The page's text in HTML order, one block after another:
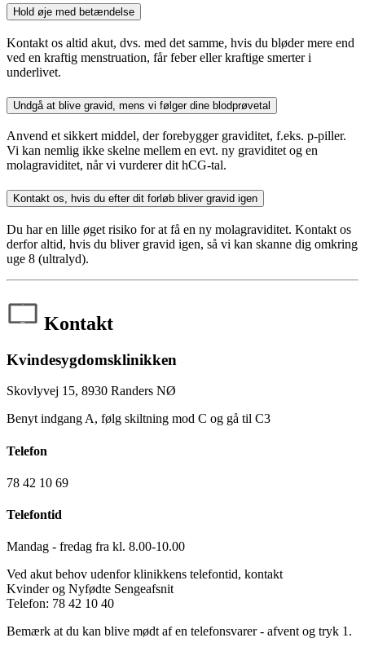
Hold øje med betændelse
Kontakt os altid akut, dvs. med det samme, hvis du bløder mere end
ved en kraftig menstruation, får feber eller kraftige smerter i
underlivet.
Undgå at blive gravid, mens vi følger dine blodprøvetal
Anvend et sikkert middel, der forebygger graviditet, f.eks. p-piller.
Vi kan nemlig ikke skelne mellem en evt. ny graviditet og en
molagraviditet, når vi vurderer dit hCG-tal.
Kontakt os, hvis du efter dit forløb bliver gravid igen
Du har en lille øget risiko for at få en ny molagraviditet. Kontakt os
derfor altid, hvis du bliver gravid igen, så vi kan skanne dig omkring
uge 8 (ultralyd).
Kontakt
Kvindesygdomsklinikken
Skovlyvej 15, 8930 Randers NØ
Benyt indgang A, følg skiltning mod C og gå til C3
Telefon
78 42 10 69
Telefontid
Mandag - fredag fra kl. 8.00-10.00
Ved akut behov udenfor klinikkens telefontid, kontakt
Kvinder og Nyfødte Sengeafsnit
Telefon: 78 42 10 40
Bemærk at du kan blive mødt af en telefonsvarer - afvent og tryk 1.